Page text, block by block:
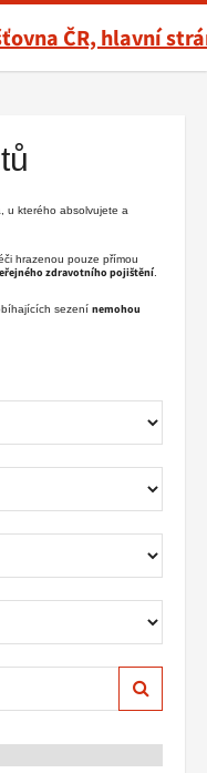
u kterého absolvujete a
hrazenou pouze přímou
zdravotního pojištění
sezení nemohou